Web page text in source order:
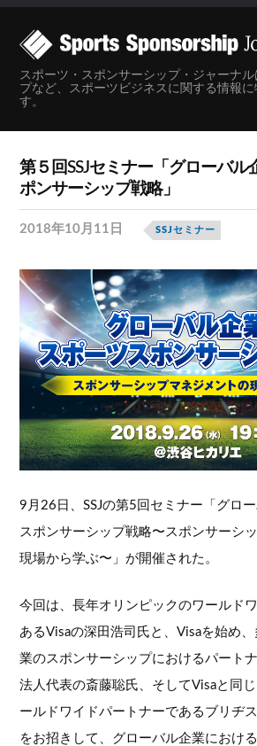
スポーツ・スポンサーシップ・ジャーナ
プなど、スポーツビジネスに関する情報
す。
第５回SSJセミナー「グローバル
ポンサーシップ戦略」
2018年10月11日 SSJセミナー
9月26日、SSJの第5回セミナー「グロ
スポンサーシップ戦略〜スポンサーシ
現場から学ぶ〜」が開催された。
今回は、長年オリンピックのワールド
あるVisaの深田浩司氏と、Visaを始め
業のスポンサーシップにおけるパート
法人代表の斎藤聡氏、そしてVisaと同
ールドワイドパートナーであるブリヂ
をお招きして、グローバル企業におけ